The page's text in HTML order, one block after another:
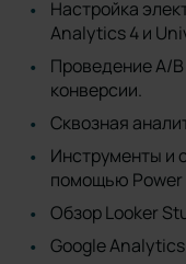
Настройка
Analytics 4 и
Проведение A/
конверсии.
Сквозная
Инструменты и
помощью Power
Обзор Looker
Google